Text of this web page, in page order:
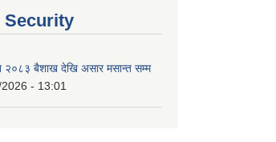
Security
२०८३ बैशाख देखि असार मसान्त सम्म
- 13:01